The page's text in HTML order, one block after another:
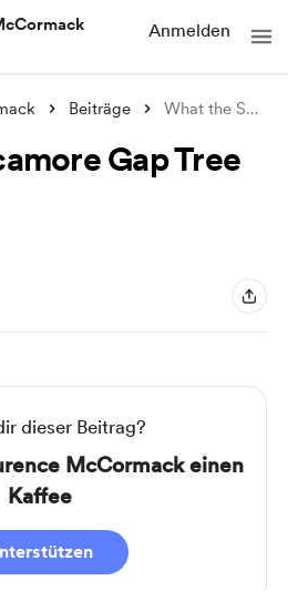
Anmelden
Beiträge What the Sycamore Gap Tree Tells Us
Gap Tree
dieser Beitrag?
McCormack einen
Kaffee